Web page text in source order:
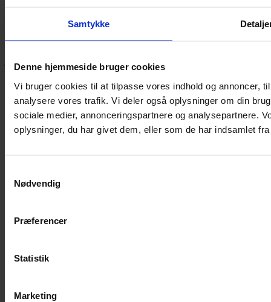
Samtykke
Denne hjemmeside bruger cookies
Vi bruger cookies til at tilpasse vores indhold og annoncer,
analysere vores trafik. Vi deler også oplysninger om din
sociale medier, annonceringspartnere og analysepartnere.
oplysninger, du har givet dem, eller som de har indsamlet
Nødvendig
Præferencer
Statistik
Marketing
Hvis du bøvler med noget eller ønsker ny inspiration, så skriv til
Vestergade 12 6270, Tønder
60 51 96 50
post@yarneverywear.dk
CVR 43041649
Facebook-f Instagram
Handelsbetingelser
Handelsbetingelser
Om Yarn Every Wear